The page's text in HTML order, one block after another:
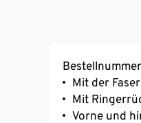
Mit der
Mit
Vorne und